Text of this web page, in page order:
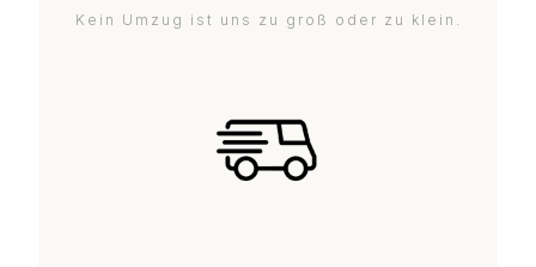
Kein Umzug ist uns zu groß oder zu klein.